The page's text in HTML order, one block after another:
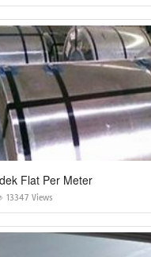
Flat Per Meter
13347 Views